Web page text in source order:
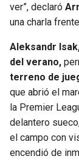
ver”, declaró
una charla
Aleksandr
del verano,
terreno de
que abrió el
la Premier
delantero
el campo con
encendió de